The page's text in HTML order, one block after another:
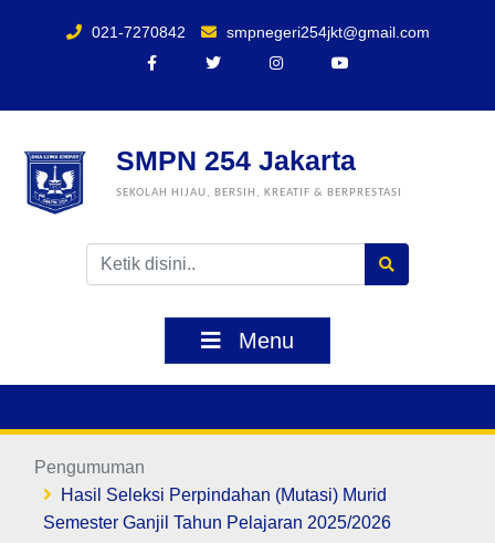
021-7270842 smpnegeri254jkt@gmail.com
SMPN 254 Jakarta
SEKOLAH HIJAU, BERSIH, KREATIF & BERPRESTASI
Menu
Pengumuman
Hasil Seleksi Perpindahan (Mutasi) Murid
Semester Ganjil Tahun Pelajaran 2025/2026